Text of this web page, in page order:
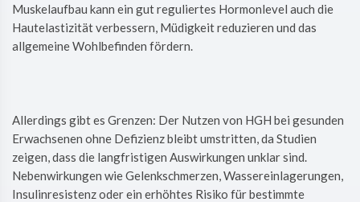
Muskelaufbau kann ein gut reguliertes Hormonlevel auch die
Hautelastizität verbessern, Müdigkeit reduzieren und das
allgemeine Wohlbefinden fördern.
Allerdings gibt es Grenzen: Der Nutzen von HGH bei gesunden
Erwachsenen ohne Defizienz bleibt umstritten, da Studien
zeigen, dass die langfristigen Auswirkungen unklar sind.
Nebenwirkungen wie Gelenkschmerzen, Wassereinlagerungen,
Insulinresistenz oder ein erhöhtes Risiko für bestimmte